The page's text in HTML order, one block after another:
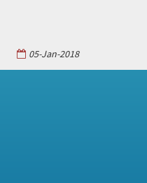
05-Jan-2018